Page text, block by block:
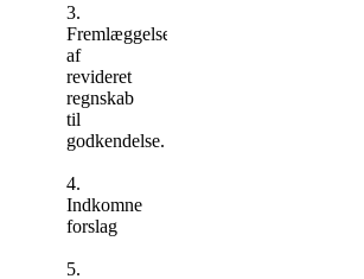
3.
Fremlæggelse
af
revideret
regn­skab
til
godkendelse.
4.
Indkomne
forslag
5.